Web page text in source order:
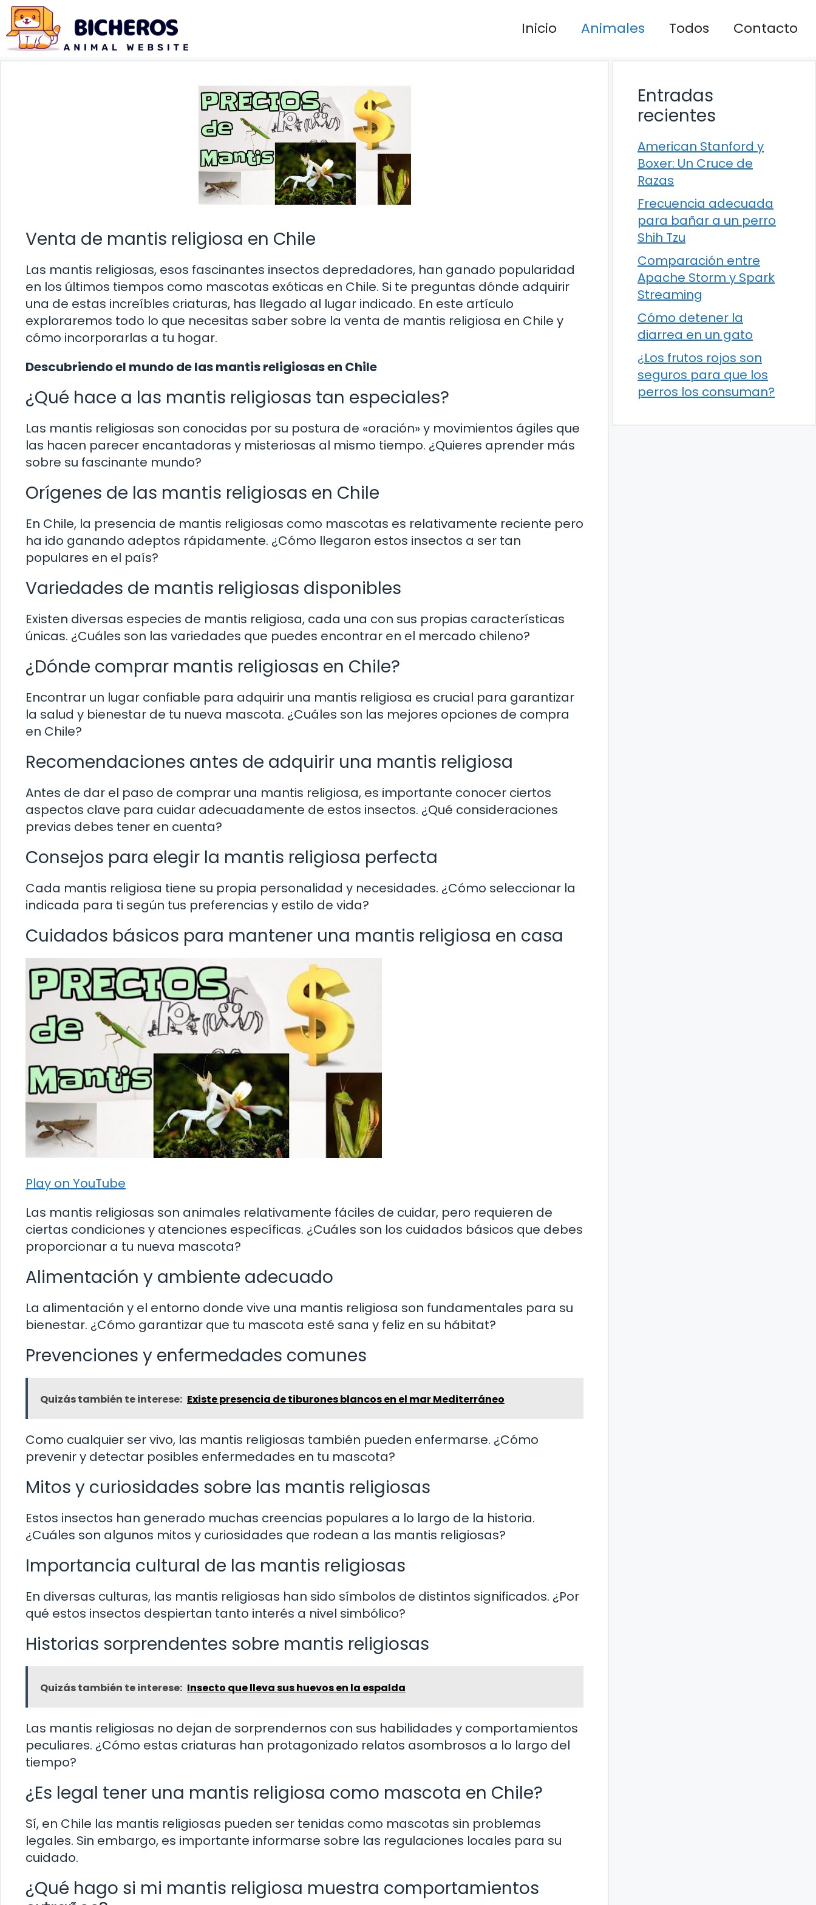
Saltar
contenido
Inicio Animales Todos Contacto
Venta de mantis religiosa en Chile
Las mantis religiosas, esos fascinantes insectos depredadores, han ganado popularidad
en los últimos tiempos como mascotas exóticas en Chile. Si te preguntas dónde adquirir
una de estas increíbles criaturas, has llegado al lugar indicado. En este artículo
exploraremos todo lo que necesitas saber sobre la venta de mantis religiosa en Chile y
cómo incorporarlas a tu hogar.
Descubriendo el mundo de las mantis religiosas en Chile
¿Qué hace a las mantis religiosas tan especiales?
Las mantis religiosas son conocidas por su postura de «oración» y movimientos ágiles que
las hacen parecer encantadoras y misteriosas al mismo tiempo. ¿Quieres aprender más
sobre su fascinante mundo?
Orígenes de las mantis religiosas en Chile
En Chile, la presencia de mantis religiosas como mascotas es relativamente reciente pero
ha ido ganando adeptos rápidamente. ¿Cómo llegaron estos insectos a ser tan
populares en el país?
Variedades de mantis religiosas disponibles
Existen diversas especies de mantis religiosa, cada una con sus propias características
únicas. ¿Cuáles son las variedades que puedes encontrar en el mercado chileno?
¿Dónde comprar mantis religiosas en Chile?
Encontrar un lugar confiable para adquirir una mantis religiosa es crucial para garantizar
la salud y bienestar de tu nueva mascota. ¿Cuáles son las mejores opciones de compra
en Chile?
Recomendaciones antes de adquirir una mantis religiosa
Antes de dar el paso de comprar una mantis religiosa, es importante conocer ciertos
aspectos clave para cuidar adecuadamente de estos insectos. ¿Qué consideraciones
previas debes tener en cuenta?
Consejos para elegir la mantis religiosa perfecta
Cada mantis religiosa tiene su propia personalidad y necesidades. ¿Cómo seleccionar la
indicada para ti según tus preferencias y estilo de vida?
Cuidados básicos para mantener una mantis religiosa en casa
Play on YouTube
Las mantis religiosas son animales relativamente fáciles de cuidar, pero requieren de
ciertas condiciones y atenciones específicas. ¿Cuáles son los cuidados básicos que debes
proporcionar a tu nueva mascota?
Alimentación y ambiente adecuado
La alimentación y el entorno donde vive una mantis religiosa son fundamentales para su
bienestar. ¿Cómo garantizar que tu mascota esté sana y feliz en su hábitat?
Prevenciones y enfermedades comunes
Quizás también te interese: Existe presencia de tiburones blancos en el mar Mediterráneo
Como cualquier ser vivo, las mantis religiosas también pueden enfermarse. ¿Cómo
prevenir y detectar posibles enfermedades en tu mascota?
Mitos y curiosidades sobre las mantis religiosas
Estos insectos han generado muchas creencias populares a lo largo de la historia.
¿Cuáles son algunos mitos y curiosidades que rodean a las mantis religiosas?
Importancia cultural de las mantis religiosas
En diversas culturas, las mantis religiosas han sido símbolos de distintos significados. ¿Por
qué estos insectos despiertan tanto interés a nivel simbólico?
Historias sorprendentes sobre mantis religiosas
Quizás también te interese: Insecto que lleva sus huevos en la espalda
Las mantis religiosas no dejan de sorprendernos con sus habilidades y comportamientos
peculiares. ¿Cómo estas criaturas han protagonizado relatos asombrosos a lo largo del
tiempo?
¿Es legal tener una mantis religiosa como mascota en Chile?
Sí, en Chile las mantis religiosas pueden ser tenidas como mascotas sin problemas
legales. Sin embargo, es importante informarse sobre las regulaciones locales para su
cuidado.
¿Qué hago si mi mantis religiosa muestra comportamientos
Entradas
recientes
American Stanford y
Boxer: Un Cruce de
Razas
Frecuencia adecuada
para bañar a un perro
Shih Tzu
Comparación entre
Apache Storm y Spark
Streaming
Cómo detener la
diarrea en un gato
¿Los frutos rojos son
seguros para que los
perros los consuman?